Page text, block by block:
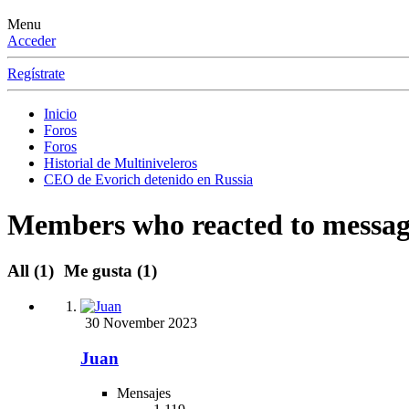
Menu
Acceder
Regístrate
Inicio
Foros
Foros
Historial de Multiniveleros
CEO de Evorich detenido en Russia
Members who reacted to
All (1) Me gusta (1)
30 November 2023
Juan
Mensajes